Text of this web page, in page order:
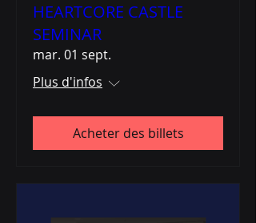
HEARTCORE CASTLE
SEMINAR
mar. 01 sept.
Plus d'infos
Acheter des billets